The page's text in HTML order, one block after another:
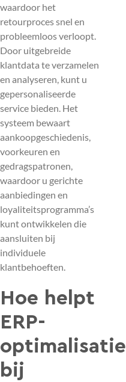
waardoor het
retourproces snel en
probleemloos verloopt.
Door uitgebreide
klantdata te verzamelen
en analyseren, kunt u
gepersonaliseerde
service bieden. Het
systeem bewaart
aankoopgeschiedenis,
voorkeuren en
gedragspatronen,
waardoor u gerichte
aanbiedingen en
loyaliteitsprogramma’s
kunt ontwikkelen die
aansluiten bij
individuele
klantbehoeften.
Hoe helpt
ERP-
optimalisatie
bij